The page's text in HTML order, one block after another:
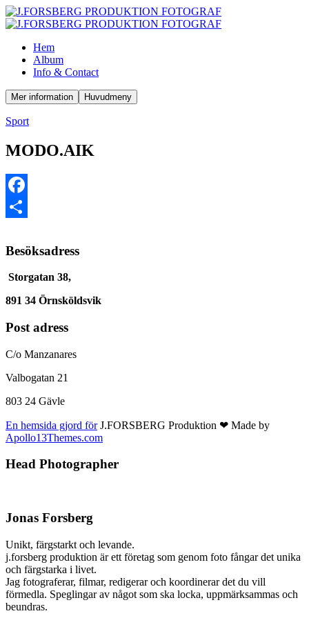
Hem
Album
Info & Contact
Mer information Huvudmeny
Sport
MODO.AIK
Facebook
Besöksadress
Storgatan 38,
891 34 Örnsköldsvik
Post adress
C/o Manzanares
Valbogatan 21
803 24 Gävle
En hemsida gjord förJ.FORSBERG Produktion ❤ Made by
Apollo13Themes.com
Head Photographer
Jonas Forsberg
Unikt, färgstarkt och levande.
j.forsberg produktion är ett företag som genom foto fångar det unika
och färgstarka i livet.
Jag fotograferar, filmar, redigerar och koordinerar det du vill
förmedla. Speglingar av något som ska locka, uppmärksammas och
beundras.